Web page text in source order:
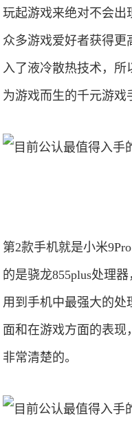
玩起游戏来绝对不会出
众多游戏爱好者获得更
入了液冷散热技术，所
为游戏而生的千元游戏
第2款手机就是小米
的是骁龙855plus处理
用到手机中最强大的处
面和在游戏方面的表现
非常清楚的。